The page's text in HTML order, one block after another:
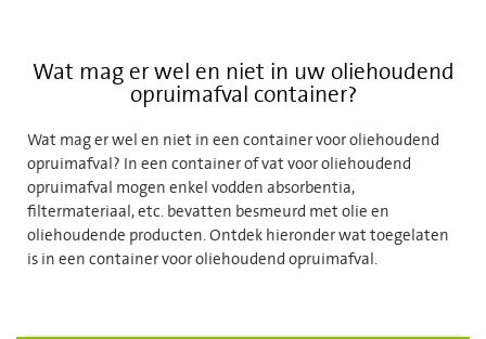
Wat mag er wel en niet in uw oliehoudend
opruimafval container?
Wat mag er wel en niet in een container voor oliehoudend
opruimafval? In een container of vat voor oliehoudend
opruimafval mogen enkel vodden absorbentia,
filtermateriaal, etc. bevatten besmeurd met olie en
oliehoudende producten. Ontdek hieronder wat toegelaten
is in een container voor oliehoudend opruimafval.